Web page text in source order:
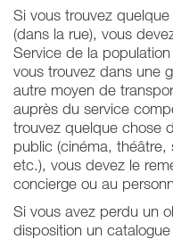
Si vous trouvez
(dans la rue), vous
Service de la
vous trouvez dans une
autre moyen de
auprès du service
trouvez quelque chose
public (cinéma,
etc.), vous devez le
concierge ou au
Si vous avez perdu un
disposition un